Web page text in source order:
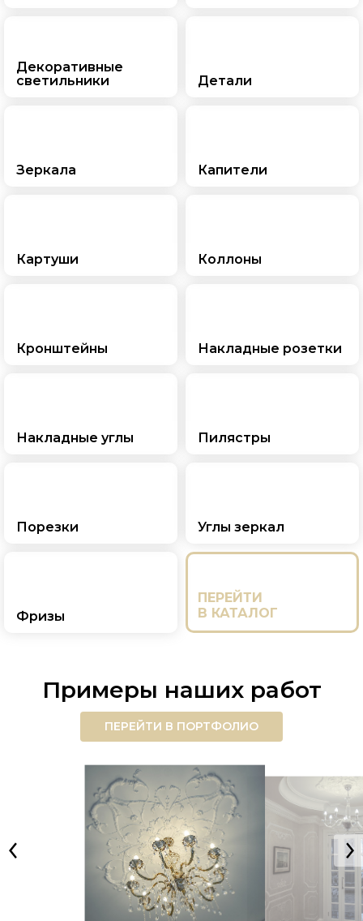
Декоративные
светильники
Детали
Зеркала Капители
Картуши Коллоны
Кронштейны Накладные розетки
Накладные углы Пилястры
Порезки Углы зеркал
Фризы
ПЕРЕЙТИ
В КАТАЛОГ
Примеры наших работ
ПЕРЕЙТИ В ПОРТФОЛИО